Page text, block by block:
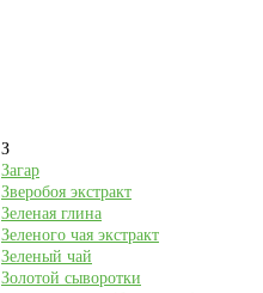
З
Загар
Зверобоя экстракт
Зеленая глина
Зеленого чая экстракт
Зеленый чай
Золотой сыворотки